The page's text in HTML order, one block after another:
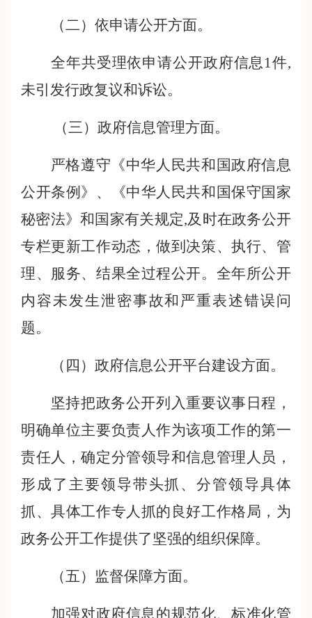
（二）依申请公开方面。
全年共受理依申请公开政府信息1件,
未引发行政复议和诉讼。
（三）政府信息管理方面。
严格遵守《中华人民共和国政府信息
公开条例》、《中华人民共和国保守国家
秘密法》和国家有关规定,及时在政务公开
专栏更新工作动态，做到决策、执行、管
理、服务、结果全过程公开。全年所公开
内容未发生泄密事故和严重表述错误问
题。
（四） 政府信息公开平台建设方面。
坚持把政务公开列入重要议事日程，
明确单位主要负责人作为该项工作的第一
责任人，确定分管领导和信息管理人员，
形成了主要领导带头抓、分管领导具体
抓、具体工作专人抓的良好工作格局，为
政务公开工作提供了坚强的组织保障。
（五）监督保障方面。
加强对政府信息的规范化、标准化管